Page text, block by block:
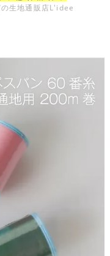
生地通販店L'idee